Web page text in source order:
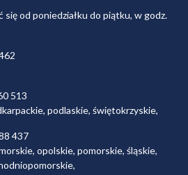
od poniedziałku do piątku, w godz.
513
podlaskie, świętokrzyskie,
437
opolskie, pomorskie, śląskie,